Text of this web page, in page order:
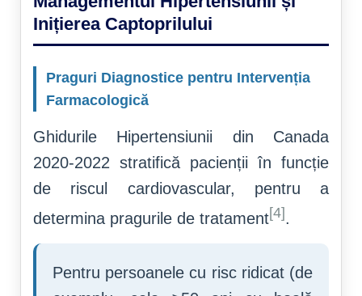
Inițierea Captoprilului
Praguri Diagnostice pentru Intervenția
Farmacologică
Ghidurile Hipertensiunii din Canada
2020-2022 stratifică pacienții în funcție
de riscul cardiovascular, pentru a
determina pragurile de tratament[4].
Pentru persoanele cu risc ridicat (de